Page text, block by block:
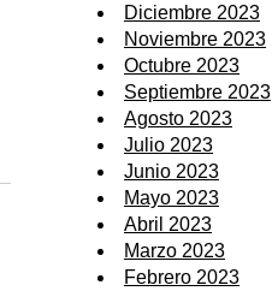
Diciembre 2023
Noviembre 2023
Octubre 2023
Septiembre 2023
Agosto 2023
Julio 2023
Junio 2023
Mayo 2023
Abril 2023
Marzo 2023
Febrero 2023